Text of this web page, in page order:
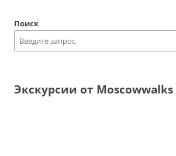
записям
Поиск
Экскурсии от Moscowwalks